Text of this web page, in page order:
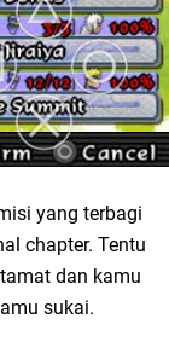
yang terbagi
chapter. Tentu
dan kamu
sukai.